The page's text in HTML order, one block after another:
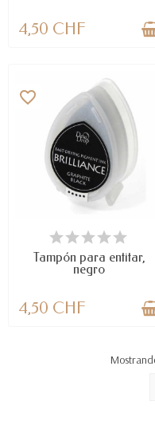
4,50 CHF
DISPONIBLE
favorite_border
Tampón para entitar,
negro
4,50 CHF